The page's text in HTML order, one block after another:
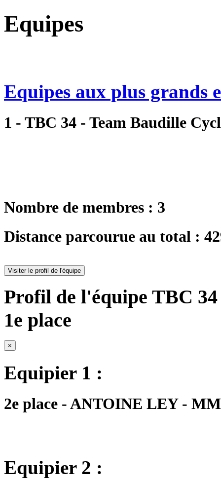
Equipes
Equipes aux plus grands
1 - TBC 34 - Team Baudille
Nombre de membres : 3
Distance parcourue au total :
Visiter le profil de l'équipe
Profil de l'équipe TBC
1e place
×
Equipier 1 :
2e place - ANTOINE LEY -
Equipier 2 :